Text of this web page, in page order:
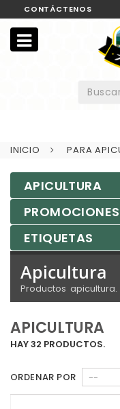
CONTÁCTENOS
INICIO PARA
APICULTURA
ETIQUETAS
Apicultura
Productos apicultura.
APICULTURA
HAY 32 PRODUCTOS.
ORDENAR POR